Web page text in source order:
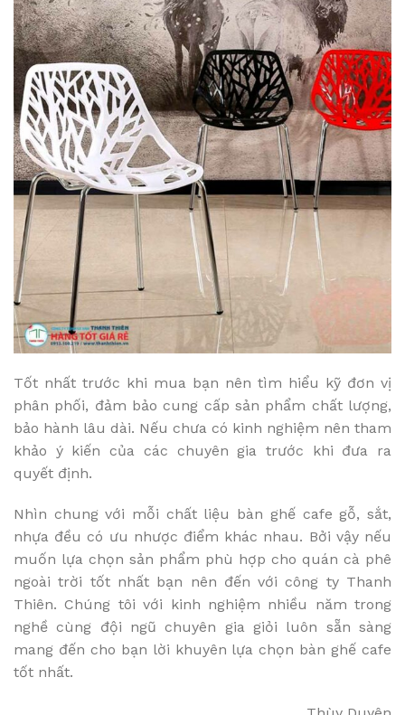
Tốt nhất trước khi mua bạn nên tìm hiểu kỹ đơn vị
phân phối, đảm bảo cung cấp sản phẩm chất lượng,
bảo hành lâu dài. Nếu chưa có kinh nghiệm nên tham
khảo ý kiến của các chuyên gia trước khi đưa ra
quyết định.
Nhìn chung với mỗi chất liệu bàn ghế cafe gỗ, sắt,
nhựa đều có ưu nhược điểm khác nhau. Bởi vậy nếu
muốn lựa chọn sản phẩm phù hợp cho quán cà phê
ngoài trời tốt nhất bạn nên đến với công ty Thanh
Thiên. Chúng tôi với kinh nghiệm nhiều năm trong
nghề cùng đội ngũ chuyên gia giỏi luôn sẵn sàng
mang đến cho bạn lời khuyên lựa chọn bàn ghế cafe
tốt nhất.